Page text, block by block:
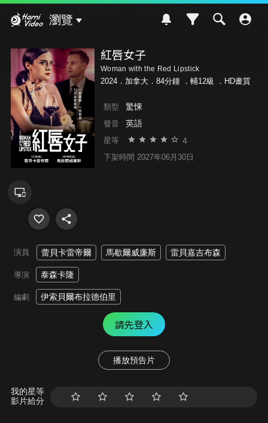
瀏覽
紅唇女子
Woman with the Red Lipstick
2024．加拿大．84分鐘 ． 輔12級 ．HD畫質
類型 驚悚
發音 英語
星等 4
下架時間 2027年06月30日
演員 蕾貝卡雷帝爾 馬歇爾威廉斯 雷貝嘉吉布森
導演 泰森卡隆
編劇 伊索貝爾布拉德伯里
請先登入
播放預告片
我的星等
影片給分